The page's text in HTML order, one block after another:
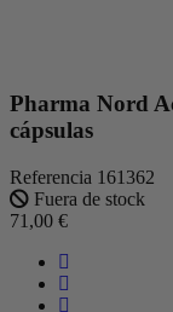
Pharma Nord
cápsulas
Referencia 161362
Fuera de stock
71,00 €